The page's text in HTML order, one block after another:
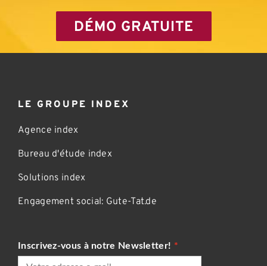
DÉMO GRATUITE
LE GROUPE INDEX
Agence index
Bureau d'étude index
Solutions index
Engagement social: Gute-Tat.de
Inscrivez-vous à notre Newsletter!